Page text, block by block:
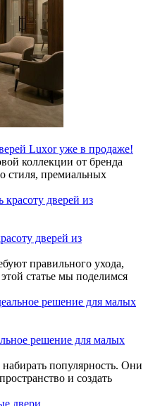
Luxor уже в продаже!
коллекции от бренда
стиля, премиальных
дверей из
правильного ухода,
статье мы поделимся
решение для малых
популярность. Они
и создать
двери